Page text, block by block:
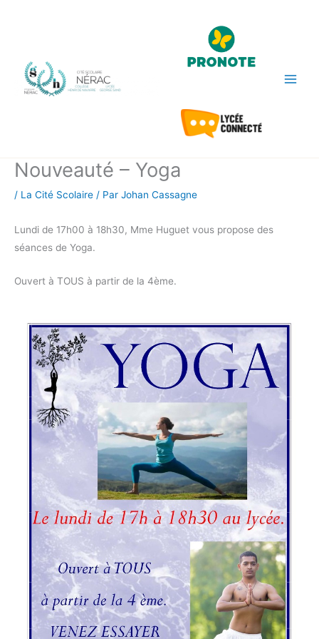
Nouveauté – Yoga
/ La Cité Scolaire / Par Johan Cassagne
Lundi de 17h00 à 18h30, Mme Huguet vous propose des
séances de Yoga.
Ouvert à TOUS à partir de la 4ème.